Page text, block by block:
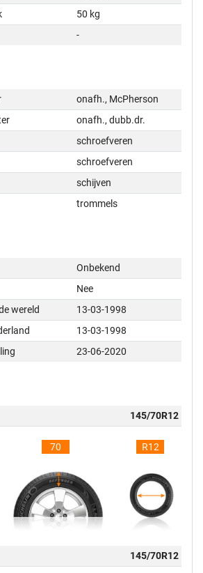
50 kg
-
onafh., McPherson
onafh., dubb.dr.
schroefveren
schroefveren
schijven
trommels
Onbekend
Nee
wereld
13-03-1998
13-03-1998
23-06-2020
145/70R12
70 R12
145/70R12